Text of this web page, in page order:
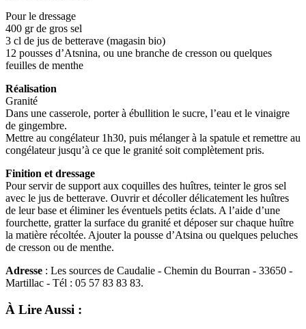
Pour le dressage
400 gr de gros sel
3 cl de jus de betterave (magasin bio)
12 pousses d’Atsnina, ou une branche de cresson ou quelques
feuilles de menthe
Réalisation
Granité
Dans une casserole, porter à ébullition le sucre, l’eau et le vinaigre
de gingembre.
Mettre au congélateur 1h30, puis mélanger à la spatule et remettre au
congélateur jusqu’à ce que le granité soit complètement pris.
Finition et dressage
Pour servir de support aux coquilles des huîtres, teinter le gros sel
avec le jus de betterave. Ouvrir et décoller délicatement les huîtres
de leur base et éliminer les éventuels petits éclats. A l’aide d’une
fourchette, gratter la surface du granité et déposer sur chaque huître
la matière récoltée. Ajouter la pousse d’Atsina ou quelques peluches
de cresson ou de menthe.
Adresse : Les sources de Caudalie - Chemin du Bourran - 33650 -
Martillac - Tél : 05 57 83 83 83.
À Lire Aussi :